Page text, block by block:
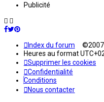
Publicité
Index du forum ©2007
Heures au format
Supprimer les cookies
Confidentialité
Conditions
Nous contacter